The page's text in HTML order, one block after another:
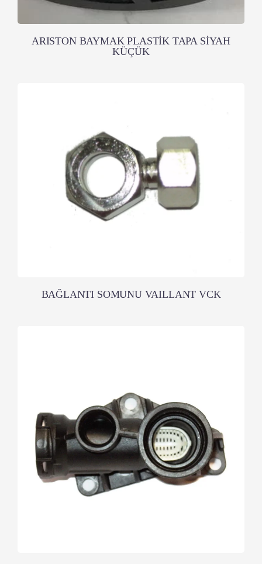
ARISTON BAYMAK PLASTİK TAPA SİYAH
KÜÇÜK
BAĞLANTI SOMUNU VAILLANT VCK